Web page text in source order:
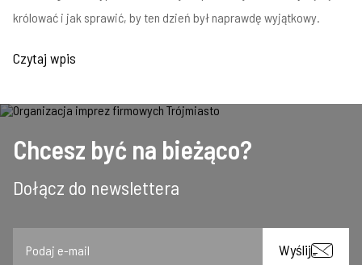
królować i jak sprawić, by ten dzień był naprawdę wyjątkowy.
Czytaj wpis
Chcesz być na bieżąco?
Dołącz do newslettera
Email
Wyślij